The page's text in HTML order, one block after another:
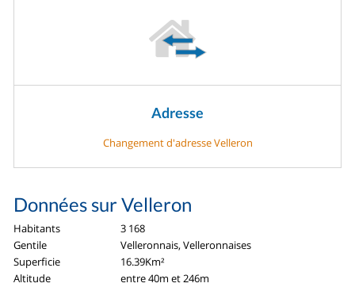
Adresse
Changement d'adresse Velleron
Données sur Velleron
Habitants
3 168
Gentile
Velleronnais, Velleronnaises
Superficie
16.39Km²
Altitude
entre 40m et 246m